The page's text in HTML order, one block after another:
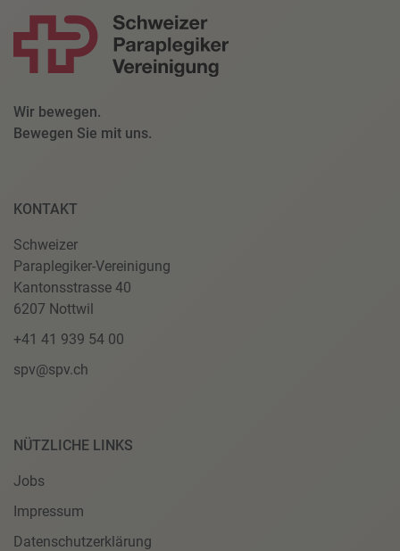
Wir bewegen.
Bewegen Sie mit uns.
KONTAKT
Schweizer
Paraplegiker-Vereinigung
Kantonsstrasse 40
6207 Nottwil
+41 41 939 54 00
spv@spv.ch
NÜTZLICHE LINKS
Jobs
Impressum
Datenschutzerklärung